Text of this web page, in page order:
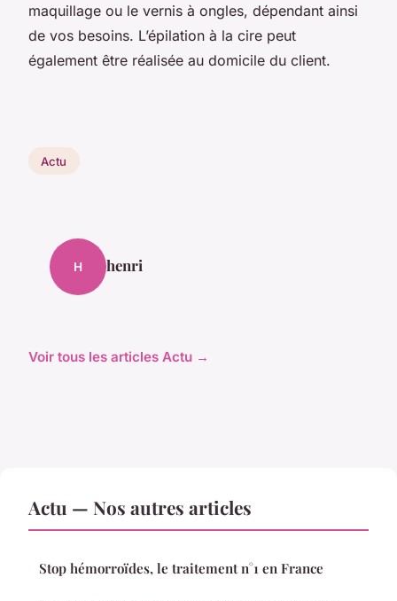
maquillage ou le vernis à ongles, dépendant ainsi
de vos besoins. L’épilation à la cire peut
également être réalisée au domicile du client.
Actu
H henri
Voir tous les articles Actu →
Actu — Nos autres articles
Stop hémorroïdes, le traitement n°1 en France